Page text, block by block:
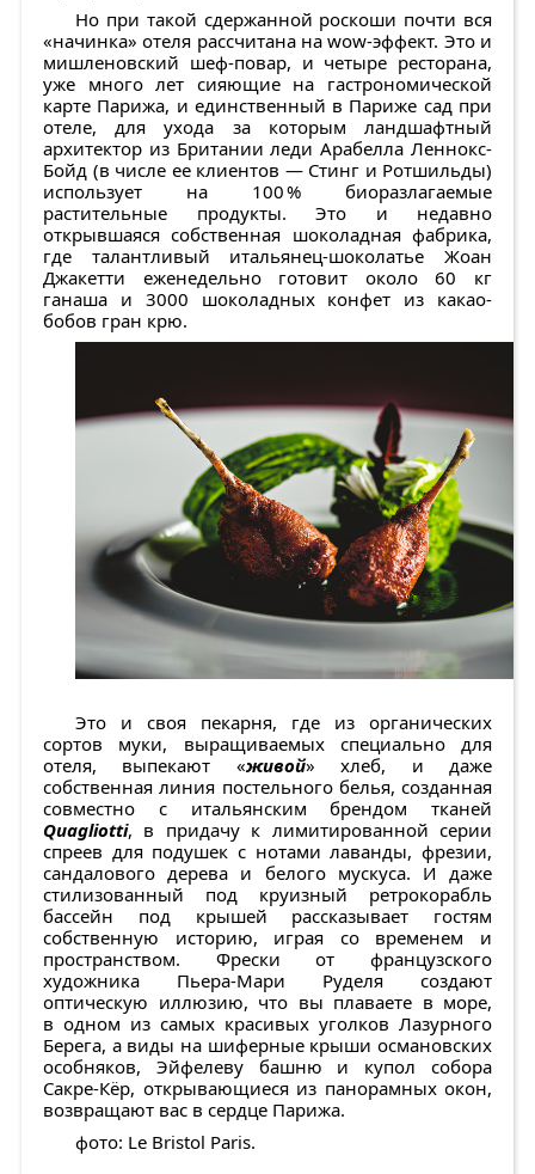
Но при такой сдержанной роскоши почти вся
«начинка» отеля рассчитана на wow-эффект. Это и
мишленовский шеф-повар, и четыре ресторана,
уже много лет сияющие на гастрономической
карте Парижа, и единственный в Париже сад при
отеле, для ухода за которым ландшафтный
архитектор из Британии леди Арабелла Леннокс-
Бойд (в числе ее клиентов — Стинг и Ротшильды)
использует на 100 % биоразлагаемые
растительные продукты. Это и недавно
открывшаяся собственная шоколадная фабрика,
где талантливый итальянец-шоколатье Жоан
Джакетти еженедельно готовит около 60 кг
ганаша и 3000 шоколадных конфет из какао-
бобов гран крю.
Это и своя пекарня, где из органических
сортов муки, выращиваемых специально для
отеля, выпекают «живой» хлеб, и даже
собственная линия постельного белья, созданная
совместно с итальянским брендом тканей
Quagliotti, в придачу к лимитированной серии
спреев для подушек с нотами лаванды, фрезии,
сандалового дерева и белого мускуса. И даже
стилизованный под круизный ретрокорабль
бассейн под крышей рассказывает гостям
собственную историю, играя со временем и
пространством. Фрески от французского
художника Пьера-Мари Руделя создают
оптическую иллюзию, что вы плаваете в море,
в одном из самых красивых уголков Лазурного
Берега, а виды на шиферные крыши османовских
особняков, Эйфелеву башню и купол собора
Сакре-Кёр, открывающиеся из панорамных окон,
возвращают вас в сердце Парижа.
фото: Le Bristol Paris.